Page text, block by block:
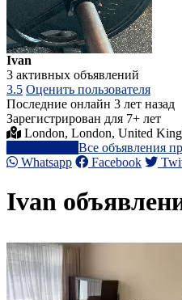
Ivan
3 активных объявлений
3.5 Оценить пользователя
Последние онлайн 3 лет назад
Зарегистрирован для 7+ лет
London, London, United
Все объявления
Whatsapp
Facebook
Ivan